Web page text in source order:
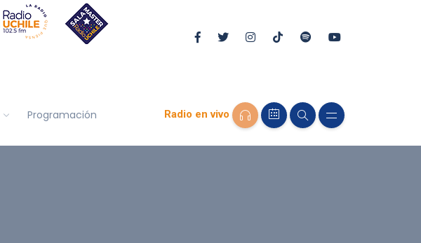
Programación Radio en vivo